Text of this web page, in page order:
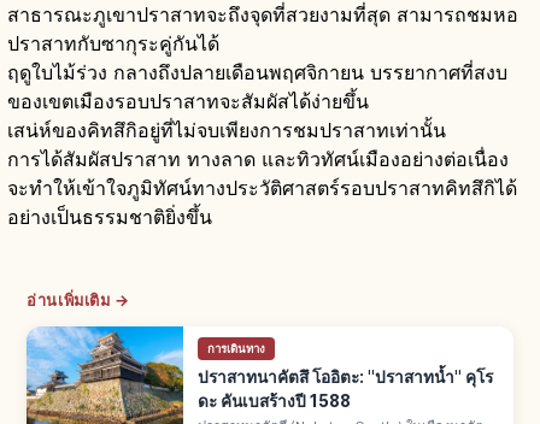
สาธารณะภูเขาปราสาทจะถึงจุดที่สวยงามที่สุด สามารถชมหอ
ปราสาทกับซากุระคู่กันได้
ฤดูใบไม้ร่วง กลางถึงปลายเดือนพฤศจิกายน บรรยากาศที่สงบ
ของเขตเมืองรอบปราสาทจะสัมผัสได้ง่ายขึ้น
เสน่ห์ของคิทสึกิอยู่ที่ไม่จบเพียงการชมปราสาทเท่านั้น
การได้สัมผัสปราสาท ทางลาด และทิวทัศน์เมืองอย่างต่อเนื่อง
จะทำให้เข้าใจภูมิทัศน์ทางประวัติศาสตร์รอบปราสาทคิทสึกิได้
อย่างเป็นธรรมชาติยิ่งขึ้น
อ่านเพิ่มเติม →
การเดินทาง
ปราสาทนาคัตสึ โออิตะ: "ปราสาทน้ำ" คุโร
ดะ คันเบสร้างปี 1588